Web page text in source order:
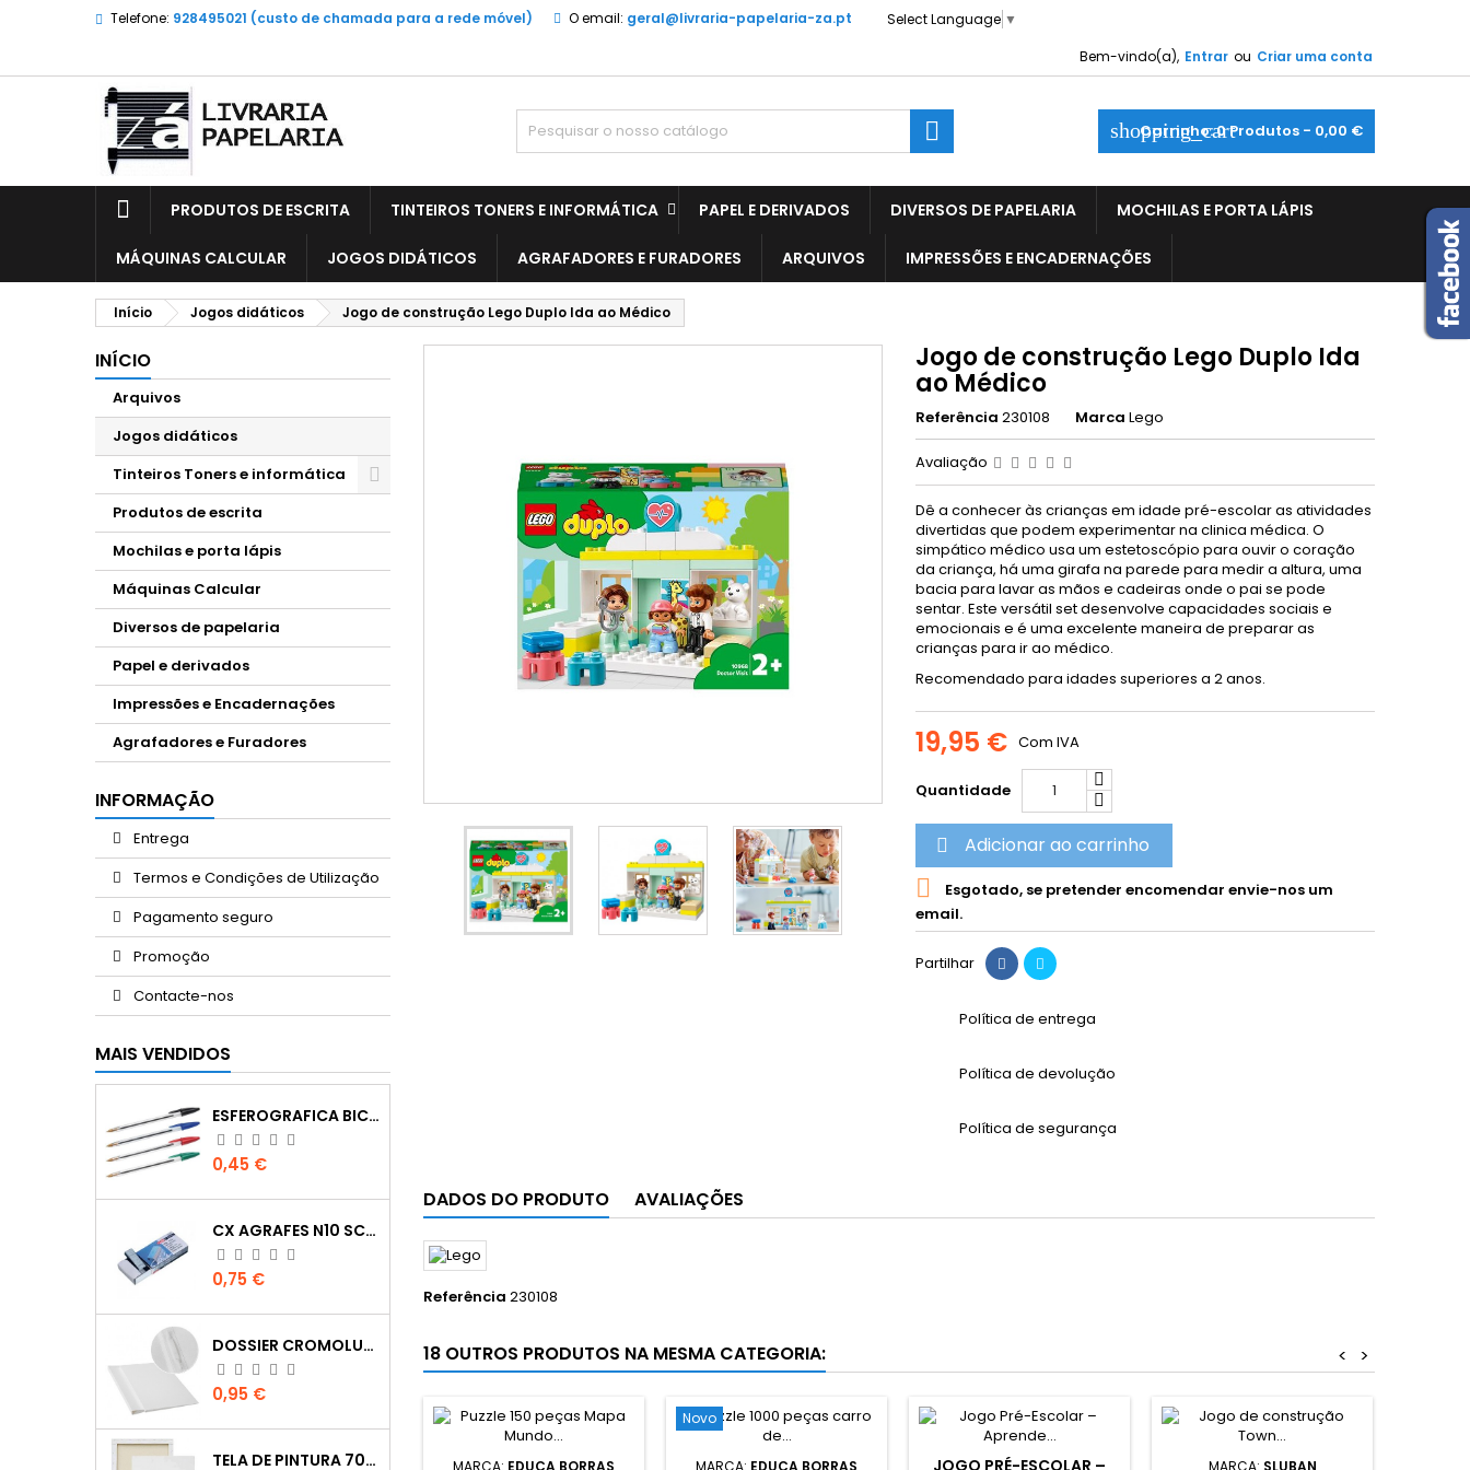
Telefone: 928495021 (custo de chamada para a rede móvel) O email: geral@livraria-papelaria-za.pt Select Language ▼
Bem-vindo(a), Entrar ou Criar uma conta
shopping_cart
Carrinho:0Produtos - 0,00 €

PRODUTOS DE ESCRITA TINTEIROS TONERS E INFORMÁTICA PAPEL E DERIVADOS DIVERSOS DE PAPELARIA MOCHILAS E PORTA LÁPIS
MÁQUINAS CALCULAR JOGOS DIDÁTICOS AGRAFADORES E FURADORES ARQUIVOS IMPRESSÕES E ENCADERNAÇÕES
Início Jogos didáticos Jogo de construção Lego Duplo Ida ao Médico
INÍCIO
Arquivos
Jogos didáticos
Tinteiros Toners e informática
Produtos de escrita
Mochilas e porta lápis
Máquinas Calcular
Diversos de papelaria
Papel e derivados
Impressões e Encadernações
Agrafadores e Furadores
INFORMAÇÃO
Entrega
Termos e Condições de Utilização
Pagamento seguro
Promoção
Contacte-nos
MAIS VENDIDOS
ESFEROGRAFICA BIC CRISTAL
Preço
0,45 €
CX AGRAFES N10 SCRIVA
Preço
0,75 €
DOSSIER CROMOLUX A4 COM FERRAGEM
Preço
0,95 €
TELA DE PINTURA 70X100
Jogo de construção Lego Duplo Ida
ao Médico
Referência 230108 Marca Lego
Avaliação
Dê a conhecer às crianças em idade pré-escolar as atividades
divertidas que podem experimentar na clinica médica. O
simpático médico usa um estetoscópio para ouvir o coração
da criança, há uma girafa na parede para medir a altura, uma
bacia para lavar as mãos e cadeiras onde o pai se pode
sentar. Este versátil set desenvolve capacidades sociais e
emocionais e é uma excelente maneira de preparar as
crianças para ir ao médico.
Recomendado para idades superiores a 2 anos.
19,95 € Com IVA
Quantidade
 Adicionar ao carrinho

Esgotado, se pretender encomendar envie-nos um
email.
Partilhar
Política de entrega
Política de devolução
Política de segurança
DADOS DO PRODUTO AVALIAÇÕES
Referência 230108
18 OUTROS PRODUTOS NA MESMA CATEGORIA: >
<
MARCA: EDUCA BORRAS
Novo
MARCA: EDUCA BORRAS
JOGO PRÉ-ESCOLAR –
MARCA: SLUBAN